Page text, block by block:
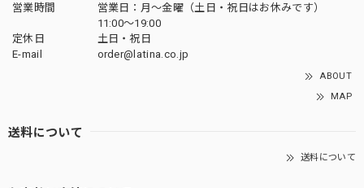
営業時間
営業日：月〜金曜（土日・祝日はお休みです）
11:00〜19:00
定休日
土日・祝日
E-mail
order@latina.co.jp
ABOUT
MAP
送料について
送料について